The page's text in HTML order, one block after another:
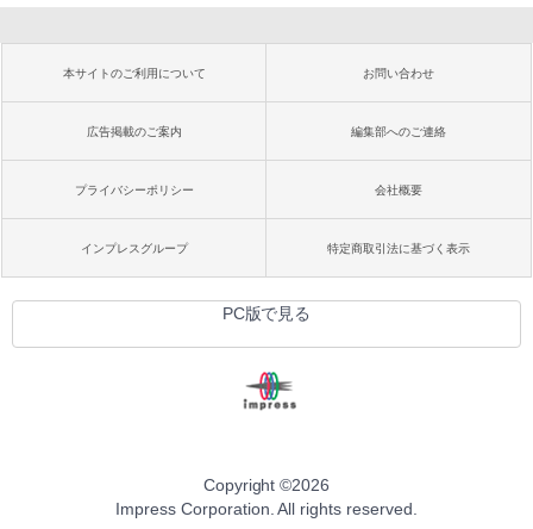
本サイトのご利用について お問い合わせ
広告掲載のご案内 編集部へのご連絡
プライバシーポリシー 会社概要
インプレスグループ 特定商取引法に基づく表示
PC版で見る
Copyright ©2026
Impress Corporation. All rights reserved.